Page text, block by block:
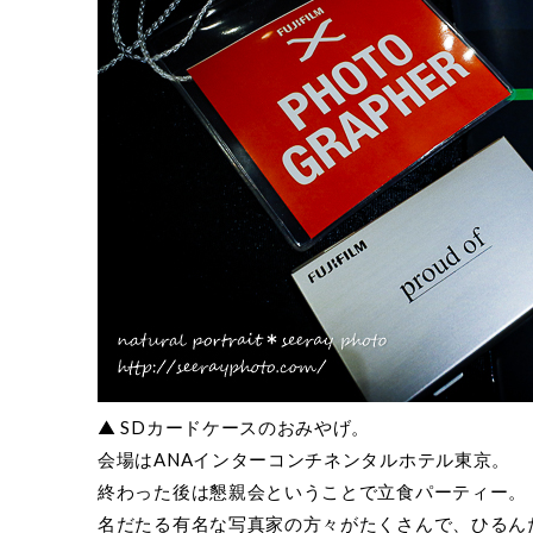
▲ SDカードケースのおみやげ。
会場はANAインターコンチネンタルホテル東京。
終わった後は懇親会ということで立食パーティー。
名だたる有名な写真家の方々がたくさんで、ひるん